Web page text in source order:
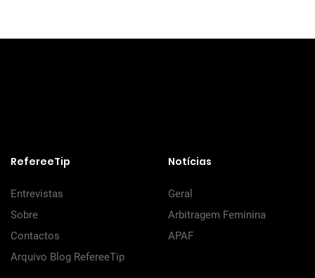
RefereeTip
Entrevistas
Sobre
Contactos
Arquivo Blog RefereeTip
Notícias
Geral
Arbitragem Feminina
APAF